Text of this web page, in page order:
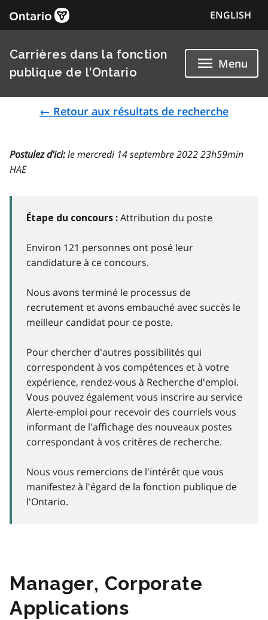
ENGLISH
Carrières dans la fonction
publique de l’Ontario
Menu
← Retour aux résultats de recherche
Postulez d'ici:le mercredi 14 septembre 2022 23h59min
HAE
Étape du concours : Attribution du poste
Environ 121 personnes ont posé leur
candidature à ce concours.
Nous avons terminé le processus de
recrutement et avons embauché avec succès le
meilleur candidat pour ce poste.
Pour chercher d'autres possibilités qui
correspondent à vos compétences et à votre
expérience, rendez-vous à Recherche d'emploi.
Vous pouvez également vous inscrire au service
Alerte-emploi pour recevoir des courriels vous
informant de l'affichage des nouveaux postes
correspondant à vos critères de recherche.
Nous vous remercions de l'intérêt que vous
manifestez à l'égard de la fonction publique de
l'Ontario.
Manager, Corporate
Applications